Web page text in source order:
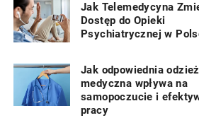
Jak Telemedycyna
Dostęp do Opieki
Psychiatrycznej w
Jak odpowiednia odzież
medyczna wpływa na
samopoczucie i
pracy